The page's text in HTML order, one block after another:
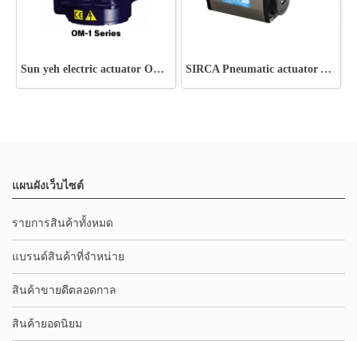
Sun yeh electric actuator OM-1 Series SIRCA Pneumatic actuator AP-APM Series
แผนผังเว็บไซต์
รายการสินค้าทั้งหมด
แบรนด์สินค้าที่จำหน่าย
สินค้าขายดีตลอดกาล
สินค้ายอดนิยม